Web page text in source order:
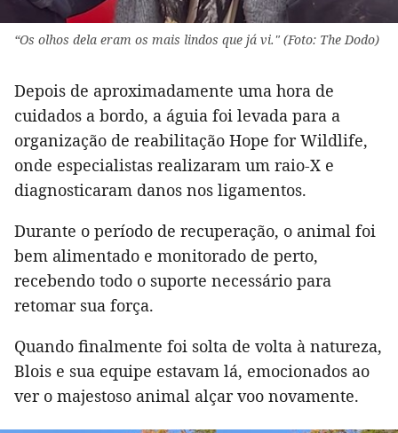
“Os olhos dela eram os mais lindos que já vi." (Foto: The Dodo)
Depois de aproximadamente uma hora de
cuidados a bordo, a águia foi levada para a
organização de reabilitação Hope for Wildlife,
onde especialistas realizaram um raio-X e
diagnosticaram danos nos ligamentos.
Durante o período de recuperação, o animal foi
bem alimentado e monitorado de perto,
recebendo todo o suporte necessário para
retomar sua força.
Quando finalmente foi solta de volta à natureza,
Blois e sua equipe estavam lá, emocionados ao
ver o majestoso animal alçar voo novamente.